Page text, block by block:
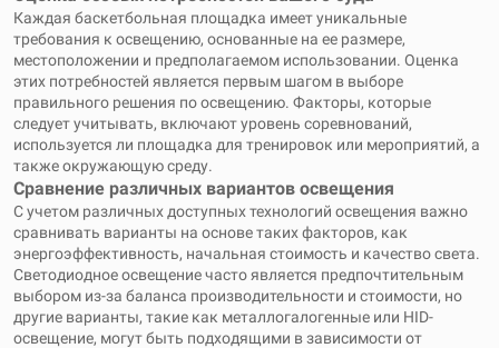
Каждая баскетбольная площадка имеет уникальные
требования к освещению, основанные на ее размере,
местоположении и предполагаемом использовании. Оценка
этих потребностей является первым шагом в выборе
правильного решения по освещению. Факторы, которые
следует учитывать, включают уровень соревнований,
используется ли площадка для тренировок или мероприятий, а
также окружающую среду.
Сравнение различных вариантов освещения
С учетом различных доступных технологий освещения важно
сравнивать варианты на основе таких факторов, как
энергоэффективность, начальная стоимость и качество света.
Светодиодное освещение часто является предпочтительным
выбором из-за баланса производительности и стоимости, но
другие варианты, такие как металлогалогенные или HID-
освещение, могут быть подходящими в зависимости от